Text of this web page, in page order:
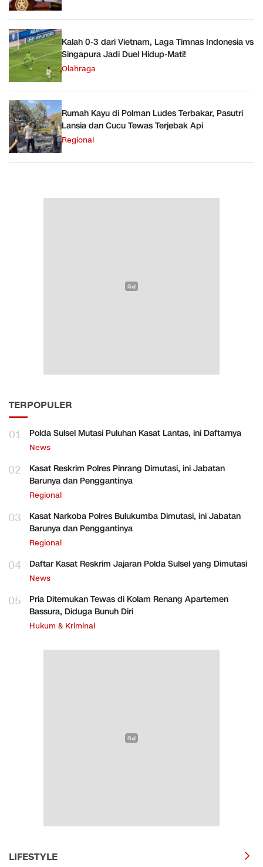
Kalah 0-3 dari Vietnam, Laga Timnas Indonesia vs
Singapura Jadi Duel Hidup-Mati!
Olahraga
Rumah Kayu di Polman Ludes Terbakar, Pasutri
Lansia dan Cucu Tewas Terjebak Api
Regional
TERPOPULER
01 Polda Sulsel Mutasi Puluhan Kasat Lantas, ini Daftarnya
News
02
Kasat Reskrim Polres Pinrang Dimutasi, ini Jabatan
Barunya dan Penggantinya
Regional
03
Kasat Narkoba Polres Bulukumba Dimutasi, ini Jabatan
Barunya dan Penggantinya
Regional
04 Daftar Kasat Reskrim Jajaran Polda Sulsel yang Dimutasi
News
05
Pria Ditemukan Tewas di Kolam Renang Apartemen
Bassura, Diduga Bunuh Diri
Hukum & Kriminal
LIFESTYLE